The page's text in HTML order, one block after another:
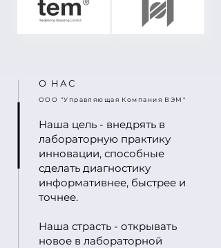
О НАС
ООО "Управляющая Компания ВЭМ"
Наша цель - внедрять в
лабораторную практику
инновации, способные
сделать диагностику
информативнее, быстрее и
точнее.
Наша страсть - открывать
новое в лабораторной